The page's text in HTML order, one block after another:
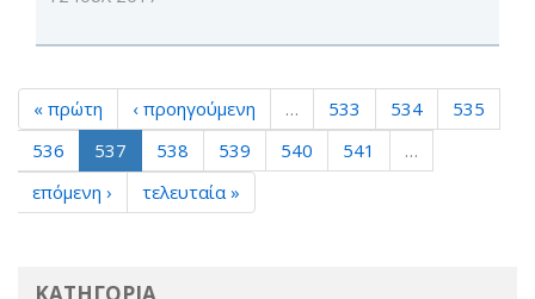
« πρώτη ‹ προηγούμενη … 533 534
535
536
537 538 539 540 541
…
επόμενη ›
τελευταία »